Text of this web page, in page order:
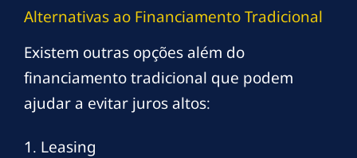
Alternativas ao Financiamento Tradicional
Existem outras opções além do
financiamento tradicional que podem
ajudar a evitar juros altos:
1. Leasing